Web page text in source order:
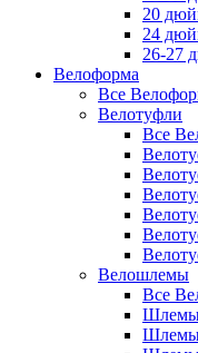
20
24
26-27
Велоформа
Все
Велотуфли
Все
Велошлемы
Все
Шлемы